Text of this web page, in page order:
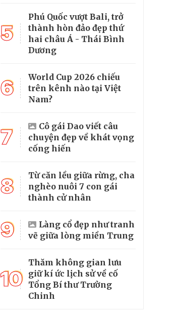
5
Phú Quốc vượt Bali, trở
thành hòn đảo đẹp thứ
hai châu Á - Thái Bình
Dương
6
World Cup 2026 chiếu
trên kênh nào tại Việt
Nam?
7
Cô gái Dao viết câu
chuyện đẹp về khát vọng
cống hiến
8
Từ căn lều giữa rừng, cha
nghèo nuôi 7 con gái
thành cử nhân
9
Làng cổ đẹp như tranh
vẽ giữa lòng miền Trung
10
Thăm không gian lưu
giữ kí ức lịch sử về cố
Tổng Bí thư Trường
Chinh